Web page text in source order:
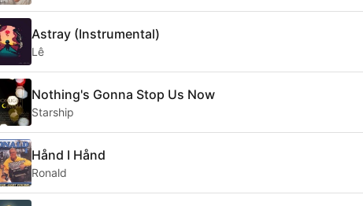
Astray (Instrumental)
Lê
Nothing's Gonna Stop Us Now
Starship
Hånd I Hånd
Ronald